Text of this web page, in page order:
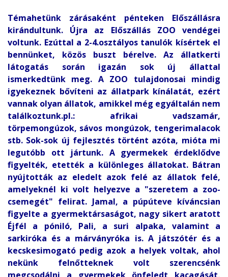
Témahetünk zárásaként pénteken Előszállásra
kirándultunk. Újra az Előszállás ZOO vendégei
voltunk. Ezúttal a 2-4.osztályos tanulók kísértek el
bennünket, közös buszt bérelve. Az állatkerti
látogatás során igazán sok új állattal
ismerkedtünk meg. A ZOO tulajdonosai mindig
igyekeznek bővíteni az állatpark kínálatát, ezért
vannak olyan állatok, amikkel még egyáltalán nem
találkoztunk.pl.: afrikai vadszamár,
törpemongúzok, sávos mongúzok, tengerimalacok
stb. Sok-sok új fejlesztés történt azóta, mióta mi
legutóbb ott jártunk. A gyermekek érdeklődve
figyelték, etették a különleges állatokat. Bátran
nyújtották az eledelt azok felé az állatok felé,
amelyeknél ki volt helyezve a "szeretem a zoo-
csemegét" felirat. Jamal, a púpúteve kíváncsian
figyelte a gyermektársaságot, nagy sikert aratott
Éjfél a póniló, Pali, a suri alpaka, valamint a
sarkiróka és a márványróka is. A játszótér és a
kecskesimogató pedig azok a helyek voltak, ahol
nekünk felnőtteknek volt szerencsénk
megcsodálni a gyermekek önfeledt kacagását,